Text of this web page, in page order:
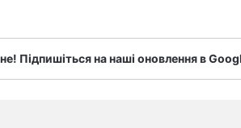
Підпишіться на наші оновлення в